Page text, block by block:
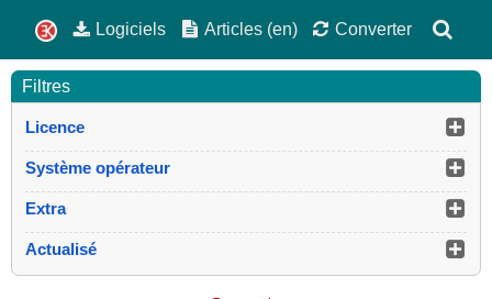
Logiciels Articles (en) Converter
Filtres
Licence
Système opérateur
Extra
Actualisé